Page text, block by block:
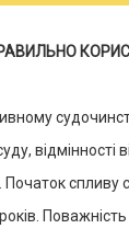
відмінності
спливу